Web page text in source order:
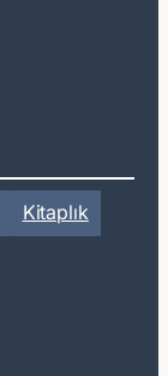
Kitaplık